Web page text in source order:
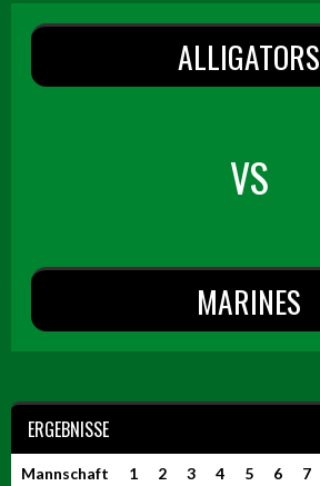
ALLIGATORS
VS
MARINES
ERGEBNISSE
Mannschaft 1 2 3 4 5 6 7